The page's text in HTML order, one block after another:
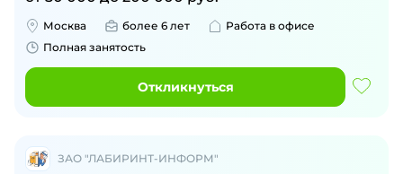
Москва более 6 лет
Работа в офисе
Полная занятость
Откликнуться
ЗАО "ЛАБИРИНТ-ИНФОРМ"